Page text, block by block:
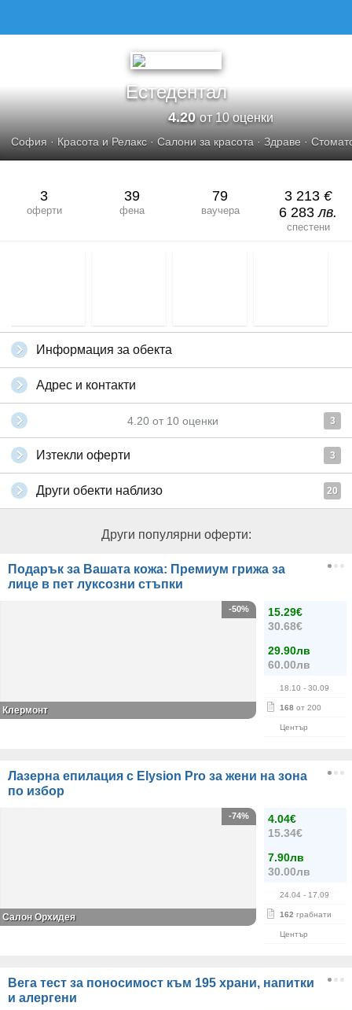
Естедентал
4.20от 10 оценки
София · Красота и Релакс · Салони за красота · Здраве ·
3
оферти
39
фена
79
ваучера
3 213 €
6 283лв.
спестени
Информация за обекта
Адрес и контакти
4.20 от 10 оценки 3
Изтекли оферти 3
Други обекти наблизо 20
Други популярни оферти:
Подарък за Вашата кожа: Премиум грижа за
лице в пет луксозни стъпки
15.29€
30.68€
29.90лв
60.00лв
18.10 - 30.09
168 от 200
Център
-50%
Клермонт
Лазерна епилация с Elysion Pro за жени на зона
по избор
4.04€
15.34€
7.90лв
30.00лв
24.04 - 17.09
162 грабнати
Център
-74%
Салон Орхидея
Вега тест за поносимост към 195 храни, напитки
и алергени